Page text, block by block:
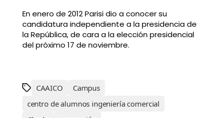
En enero de 2012 Parisi dio a conocer su
candidatura independiente a la presidencia de
la República, de cara a la elección presidencial
del próximo 17 de noviembre.
CAAICO
Campus
centro de alumnos ingeniería comercial